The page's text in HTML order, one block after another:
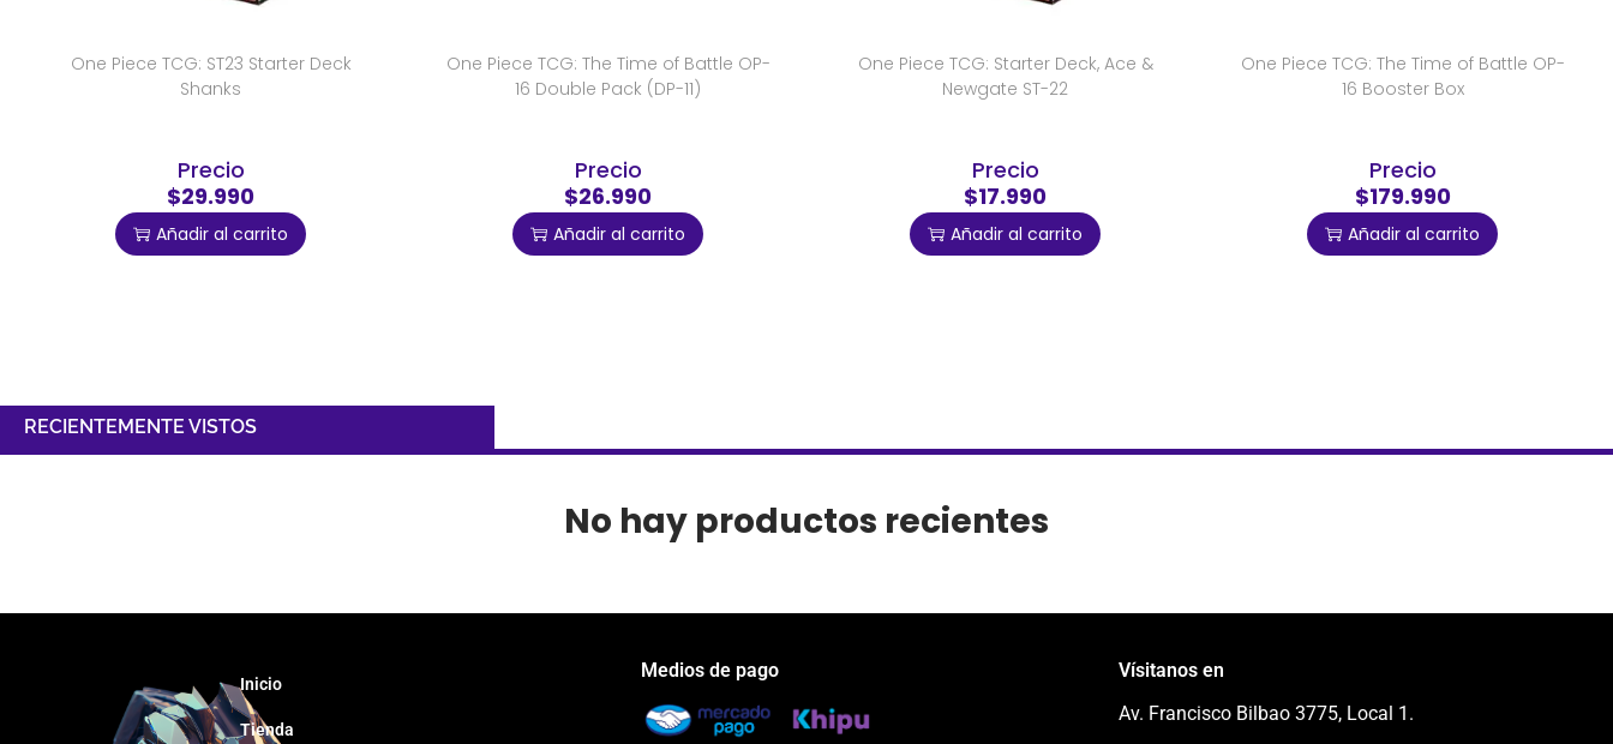
One Piece TCG: ST23 Starter Deck
Shanks
Precio
$29.990
Añadir al carrito
One Piece TCG: The Time of Battle OP-
16 Double Pack (DP-11)
Precio
$26.990
Añadir al carrito
One Piece TCG: Starter Deck, Ace &
Newgate ST-22
Precio
$17.990
Añadir al carrito
One Piece TCG: The Time of Battle OP-
16 Booster Box
Precio
$179.990
Añadir al carrito
RECIENTEMENTE VISTOS
No hay productos recientes
Inicio
Tienda
Medios de pago
Vísitanos en
Av. Francisco Bilbao 3775, Local 1.